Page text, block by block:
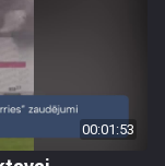
00:01:53